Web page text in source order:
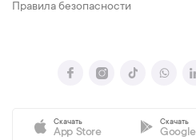
Правила безопасности
Скачать
App Store
Скачать